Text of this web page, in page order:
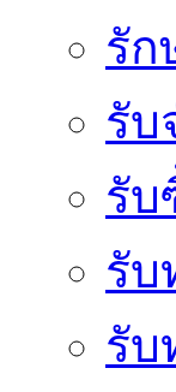
รัก
รับ
รับ
รับ
รับ